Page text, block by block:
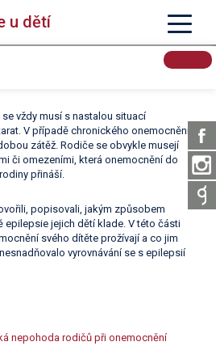
u dětí
vždy musí s nastalou situací
V případě chronického onemocnění
zátěž. Rodiče se obvykle musejí
či omezeními, která onemocnění do
přináší.
popisovali, jakým způsobem
epilepsie jejich dětí klade. V této části
svého dítěte prožívají a co jim
vyrovnávání se s epilepsií
nepohoda rodičů při onemocnění